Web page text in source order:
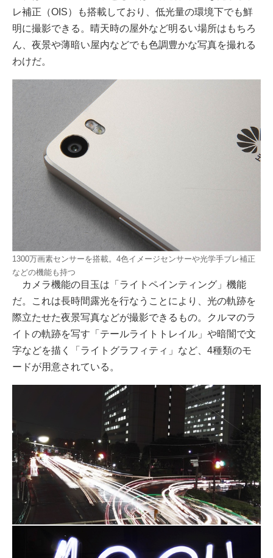
レ補正（OIS）も搭載しており、低光量の環境下でも鮮
明に撮影できる。晴天時の屋外など明るい場所はもちろ
ん、夜景や薄暗い屋内などでも色調豊かな写真を撮れる
わけだ。
1300万画素センサーを搭載。4色イメージセンサーや光学手ブレ補正
などの機能も持つ
カメラ機能の目玉は「ライトペインティング」機能
だ。これは長時間露光を行なうことにより、光の軌跡を
際立たせた夜景写真などが撮影できるもの。クルマのラ
イトの軌跡を写す「テールライトトレイル」や暗闇で文
字などを描く「ライトグラフィティ」など、4種類のモ
ードが用意されている。